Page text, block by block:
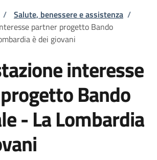
pane
/ Salute, benessere e assistenza /
partner progetto Bando
è dei giovani
interesse
Bando
- La Lombardia